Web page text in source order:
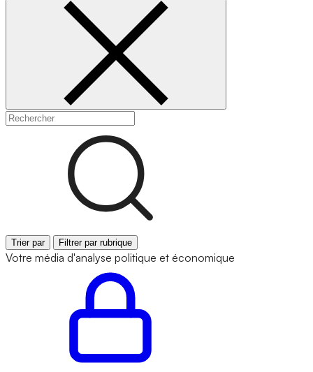
Trier par Filtrer par rubrique
Votre média d'analyse politique et économique